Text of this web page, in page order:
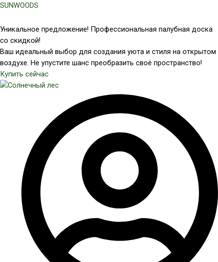
Перейти
содержимому
SUNWOODS
Уникальное предложение! Профессиональная палубная доска
со скидкой!
Ваш идеальный выбор для создания уюта и стиля на открытом
воздухе. Не упустите шанс преобразить своё пространство!
Купить сейчас